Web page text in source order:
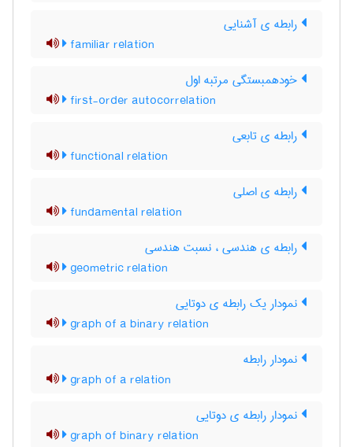
رابطه ی آشنایی
familiar relation
خودهمبستگی مرتبه اول
first-order autocorrelation
رابطه ی تابعی
functional relation
رابطه ی اصلی
fundamental relation
رابطه ی هندسی ، نسبت هندسی
geometric relation
نمودار یک رابطه ی دوتایی
graph of a binary relation
نمودار رابطه
graph of a relation
نمودار رابطه ی دوتایی
graph of binary relation